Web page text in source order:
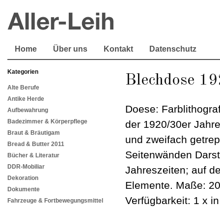
Home Über uns Kontakt Datenschutz
Kategorien
Alte Berufe
Antike Herde
Aufbewahrung
Badezimmer & Körperpflege
Braut & Bräutigam
Bread & Butter 2011
Bücher & Literatur
DDR-Mobiliar
Dekoration
Dokumente
Fahrzeuge & Fortbewegungsmittel
Blechdose
Doese:
der 1920/30er
und zweifach
Seitenwänden
Jahreszeiten; auf
Elemente. Maße:
Verfügbarkeit: 1 x